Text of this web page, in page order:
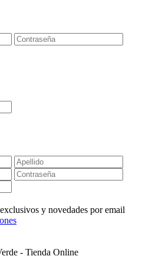
y novedades por email